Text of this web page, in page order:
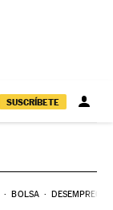
SUSCRÍBETE
BOLSA DESEMPREGO